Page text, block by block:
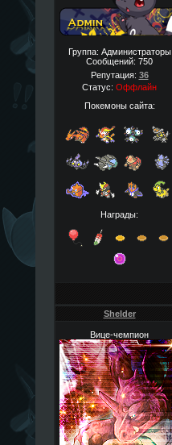
Группа: Администраторы
Сообщений: 750
Репутация: 36
Статус: Оффлайн
Покемоны сайта:
Награды:
Shelder
Вице-чемпион